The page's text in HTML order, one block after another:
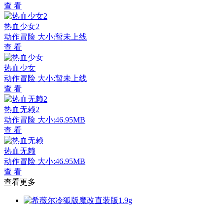
查 看
热血少女2
动作冒险 大小:暂未上线
查 看
热血少女
动作冒险 大小:暂未上线
查 看
热血无赖2
动作冒险 大小:46.95MB
查 看
热血无赖
动作冒险 大小:46.95MB
查 看
查看更多